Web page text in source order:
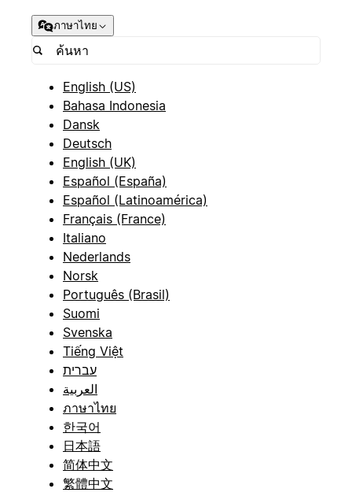
ภาษาไทย
English (US)
Bahasa Indonesia
Dansk
Deutsch
English (UK)
Español (España)
Español (Latinoamérica)
Français (France)
Italiano
Nederlands
Norsk
Português (Brasil)
Suomi
Svenska
Tiếng Việt
עברית
العربية
ภาษาไทย
한국어
日本語
简体中文
繁體中文